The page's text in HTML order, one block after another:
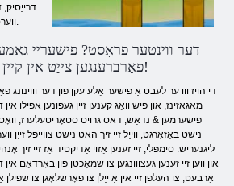
ווערט כּמעט אַ מעטער לאַנג סאָם.
דער ווינטער פראָסט? פישערייַ
פאַרברענגען צייַט אין קיין וועטער!
די הויז ווו ער לעבט אַ פישער אַלע עקן פון דער וווינונג
מאַגאַזינז, און פיש וואָג קענען זיין געפֿונען אַפֿילו
פישערמען & נדאַש; דאס גרויס סטאָריטעלערז, וואָס
נישט באַזאָרגט, ווייַל זיי זיך האט נישט צווייפל זייַן
ליגנעריש. סימפּלי, זיי זענען אַזוי אַדיקטיד אַז זיי זיך
און ווען זיי זענען געצווונגען צו שמאַכטן פון באָרדאַם אין
אַרבעט, צו העלפן זיי אין אַ ייַלן צו פאָרשלאָגן צו